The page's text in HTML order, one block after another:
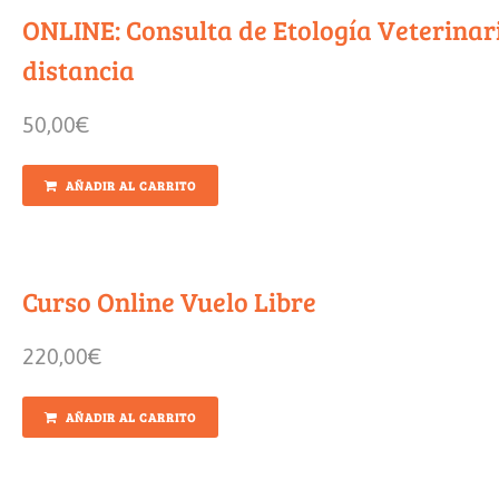
ONLINE: Consulta de Etología
distancia
50,00€
AÑADIR AL CARRITO
Curso Online Vuelo Libre
220,00€
AÑADIR AL CARRITO